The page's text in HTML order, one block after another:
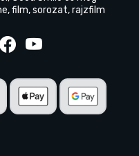
film, sorozat, rajzfilm